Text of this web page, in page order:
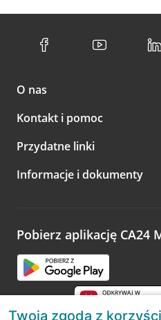
O nas
Kontakt i pomoc
Przydatne linki
Informacje i dokumenty
Pobierz aplikację CA24
Twoja zgoda z